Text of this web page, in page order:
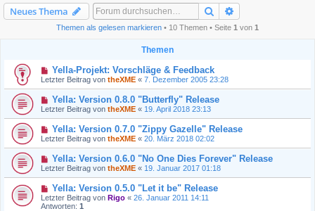
Neues Thema Suche
Themen als gelesen markieren • 10 Themen • Seite 1 von 1
Themen
Yella-Projekt: Vorschläge & Feedback
Letzter Beitrag von theXME « 7. Dezember 2005 23:28
Yella: Version 0.8.0 "Butterfly" Release
Letzter Beitrag von theXME « 19. April 2018 23:13
Yella: Version 0.7.0 "Zippy Gazelle" Release
Letzter Beitrag von theXME « 20. März 2018 02:02
Yella: Version 0.6.0 "No One Dies Forever" Release
Letzter Beitrag von theXME « 19. Januar 2017 01:18
Yella: Version 0.5.0 "Let it be" Release
Letzter Beitrag von Rigo « 26. Januar 2011 14:11
Antworten: 1